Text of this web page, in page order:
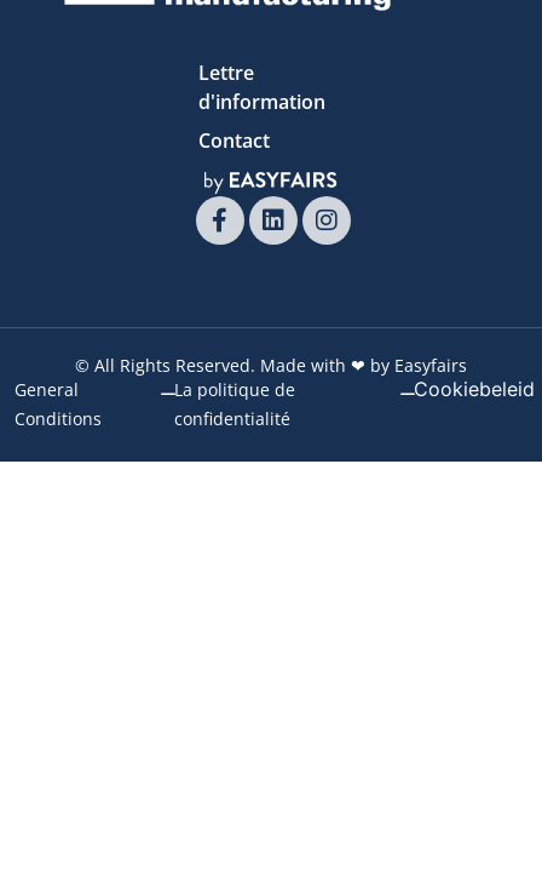
Lettre
d'information
Contact
© All Rights Reserved. Made with ❤ by Easyfairs
General
Conditions
La politique de
confidentialité
Cookiebeleid